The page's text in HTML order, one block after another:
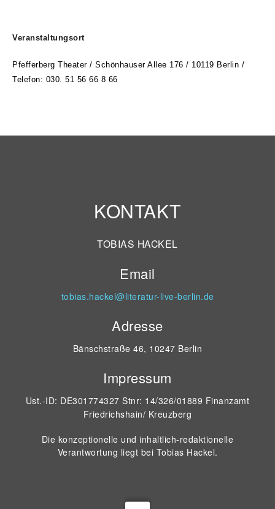
Veranstaltungsort
Pfefferberg Theater / Schönhauser Allee 176 / 10119 Berlin /
Telefon: 030. 51 56 66 8 66
KONTAKT
TOBIAS HACKEL
Email
tobias.hackel@literatur-live-berlin.de
Adresse
Bänschstraße 46, 10247 Berlin
Impressum
Ust.-ID: DE301774327 Stnr: 14/326/01889 Finanzamt
Friedrichshain/ Kreuzberg
Die konzeptionelle und inhaltlich-redaktionelle
Verantwortung liegt bei Tobias Hackel.